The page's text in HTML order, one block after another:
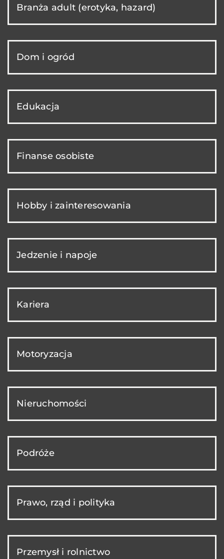
Branża adult (erotyka, hazard)
Dom i ogród
Edukacja
Finanse osobiste
Hobby i zainteresowania
Jedzenie i napoje
Kariera
Motoryzacja
Nieruchomości
Podróże
Prawo, rząd i polityka
Przemysł i rolnictwo